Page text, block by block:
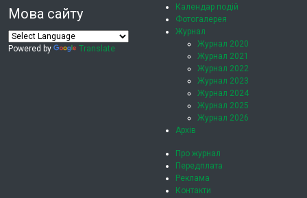
Мова сайту
Powered by Translate
Календар подій
Фотогалерея
Журнал
Журнал 2020
Журнал 2021
Журнал 2022
Журнал 2023
Журнал 2024
Журнал 2025
Журнал 2026
Архів
Про журнал
Передплата
Реклама
Контакти